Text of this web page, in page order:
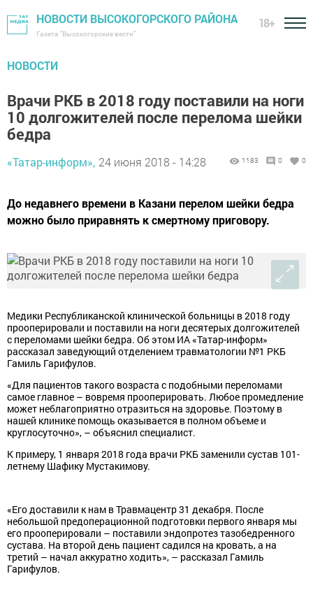
НОВОСТИ ВЫСОКОГОРСКОГО РАЙОНА
Газета "Высокогорские вести"
18+
НОВОСТИ
Врачи РКБ в 2018 году поставили на ноги
10 долгожителей после перелома шейки
бедра
«Татар-информ», 24 июня 2018 - 14:28 1183 0 0
До недавнего времени в Казани перелом шейки бедра
можно было приравнять к смертному приговору.
Медики Республиканской клинической больницы в 2018 году
прооперировали и поставили на ноги десятерых долгожителей
с переломами шейки бедра. Об этом ИА «Татар-информ»
рассказал заведующий отделением травматологии №1 РКБ
Гамиль Гарифулов.
«Для пациентов такого возраста с подобными переломами
самое главное – вовремя прооперировать. Любое промедление
может неблагоприятно отразиться на здоровье. Поэтому в
нашей клинике помощь оказывается в полном объеме и
круглосуточно», – объяснил специалист.
К примеру, 1 января 2018 года врачи РКБ заменили сустав 101-
летнему Шафику Мустакимову.
«Его доставили к нам в Травмацентр 31 декабря. После
небольшой предоперационной подготовки первого января мы
его прооперировали – поставили эндопротез тазобедренного
сустава. На второй день пациент садился на кровать, а на
третий – начал аккуратно ходить», – рассказал Гамиль
Гарифулов.